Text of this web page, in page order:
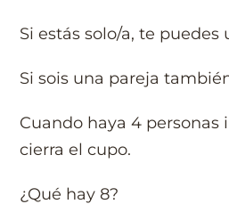
Si estás solo/a, te puedes
Si sois una pareja
Cuando haya 4 personas
cierra el cupo.
¿Qué hay 8?